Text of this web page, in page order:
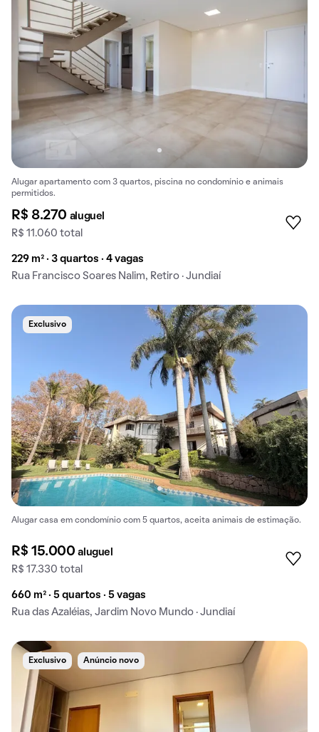
Alugar apartamento com 3 quartos, piscina no condomínio e animais
permitidos.
R$ 8.270 aluguel
R$ 11.060 total
229 m² · 3 quartos · 4 vagas
Rua Francisco Soares Nalim, Retiro · Jundiaí
Exclusivo
Alugar casa em condomínio com 5 quartos, aceita animais de estimação.
R$ 15.000aluguel
R$ 17.330 total
660 m² · 5 quartos · 5 vagas
Rua das Azaléias, Jardim Novo Mundo · Jundiaí
Exclusivo Anúncio novo